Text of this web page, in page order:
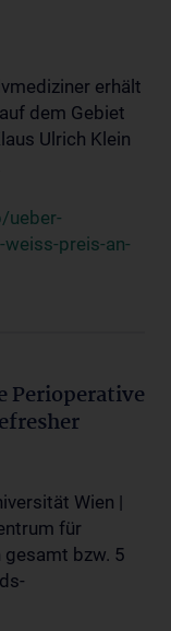
erhält
dem Gebiet
Ulrich Klein
ueber-
preis-an-
Perioperative
Wien |
für
gesamt bzw. 5